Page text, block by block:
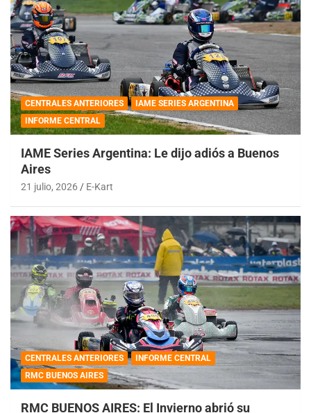
CENTRALES ANTERIORES
IAME SERIES ARGENTINA
INFORME CENTRAL
IAME Series Argentina: Le dijo adiós a Buenos
Aires
21 julio, 2026 E-Kart
CENTRALES ANTERIORES
INFORME CENTRAL
RMC BUENOS AIRES
RMC BUENOS AIRES: El Invierno abrió su